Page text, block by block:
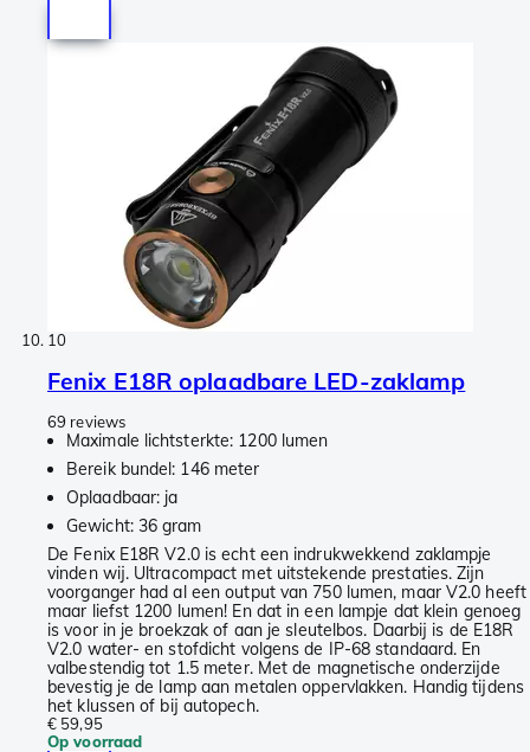
10
Fenix E18R oplaadbare LED-zaklamp
69 reviews
Maximale lichtsterkte: 1200 lumen
Bereik bundel: 146 meter
Oplaadbaar: ja
Gewicht: 36 gram
De Fenix E18R V2.0 is echt een indrukwekkend zaklampje
vinden wij. Ultracompact met uitstekende prestaties. Zijn
voorganger had al een output van 750 lumen, maar V2.0 heeft
maar liefst 1200 lumen! En dat in een lampje dat klein genoeg
is voor in je broekzak of aan je sleutelbos. Daarbij is de E18R
V2.0 water- en stofdicht volgens de IP-68 standaard. En
valbestendig tot 1.5 meter. Met de magnetische onderzijde
bevestig je de lamp aan metalen oppervlakken. Handig tijdens
het klussen of bij autopech.
€ 59,95
Op voorraad